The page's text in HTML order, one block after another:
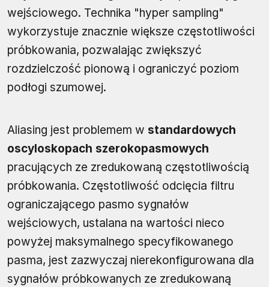
wejściowego. Technika "hyper sampling"
wykorzystuje znacznie większe częstotliwości
próbkowania, pozwalając zwiększyć
rozdzielczość pionową i ograniczyć poziom
podłogi szumowej.
Aliasing jest problemem w standardowych
oscyloskopach szerokopasmowych
pracujących ze zredukowaną częstotliwością
próbkowania. Częstotliwość odcięcia filtru
ograniczającego pasmo sygnałów
wejściowych, ustalana na wartości nieco
powyżej maksymalnego specyfikowanego
pasma, jest zazwyczaj nierekonfigurowana dla
sygnałów próbkowanych ze zredukowaną